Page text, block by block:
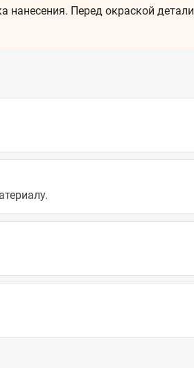
нанесения. Перед окраской детали